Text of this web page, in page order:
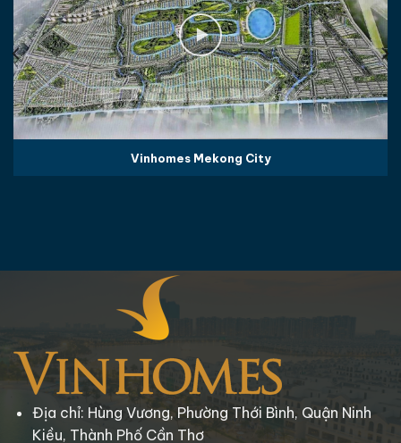
Vinhomes Mekong City
Địa chỉ: Hùng Vương, Phường Thới Bình, Quận Ninh
Kiều, Thành Phố Cần Thơ